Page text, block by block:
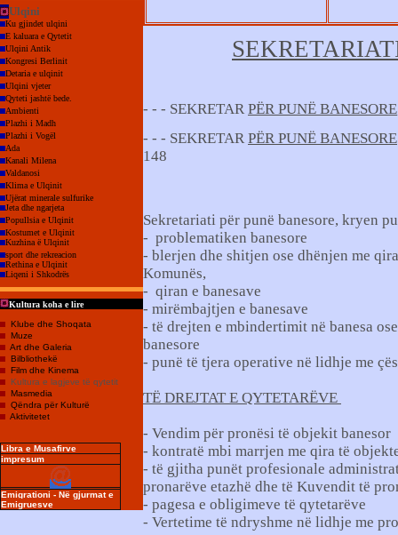
Ulqini
Ku gjindet ulqini
E kaluara e Qytetit
Ulqini Antik
Kongresi Berlinit
Detaria e ulqinit
Ulqini vjeter
Qyteti jashtë bede.
Ambienti
Plazhi i Madh
Plazhi i Vogël
Ada
Kanali Milena
Valdanosi
Klima e Ulqinit
Ujërat minerale sulfurike
Jeta dhe ngarjeta
Popullsia e Ulqinit
Kostumet e Ulqinit
Kuzhina ë Ulqinit
sport dhe rekreacion
Rethina e Ulqinit
Liqeni i Shkodrës
Kultura koha e lire
Klube dhe Shoqata
Muze
Art dhe Galeria
Bilbliothekë
Film dhe Kinema
Kultura e lagjeve të qytetit
Masmedia
Qëndra për Kulturë
Aktivitetet
Libra e Musafirve
impresum
Emigrationi - Në gjurmat e
Emigruesve
- - - SEKRETARPËR PUNË BANESORE
- - - SEKRETARPËR PUNË BANESORE
148
Sekretariati për punë banesore, kryen
- problematiken banesore
- blerjen dhe shitjen ose dhënjen me
Komunës,
- qiran e banesave
- mirëmbajtjen e banesave
- të drejten e mbindertimit në banesa
banesore
- punë të tjera operative në lidhje me
TË DREJTAT E QYTETARËVE
- Vendim për pronësi të objekit banesor
- kontratë mbi marrjen me qira të
- të gjitha punët profesionale
pronarëve etazhë dhe të Kuvendit të
- pagesa e obligimeve të qytetarëve
- Vertetime të ndryshme në lidhje me